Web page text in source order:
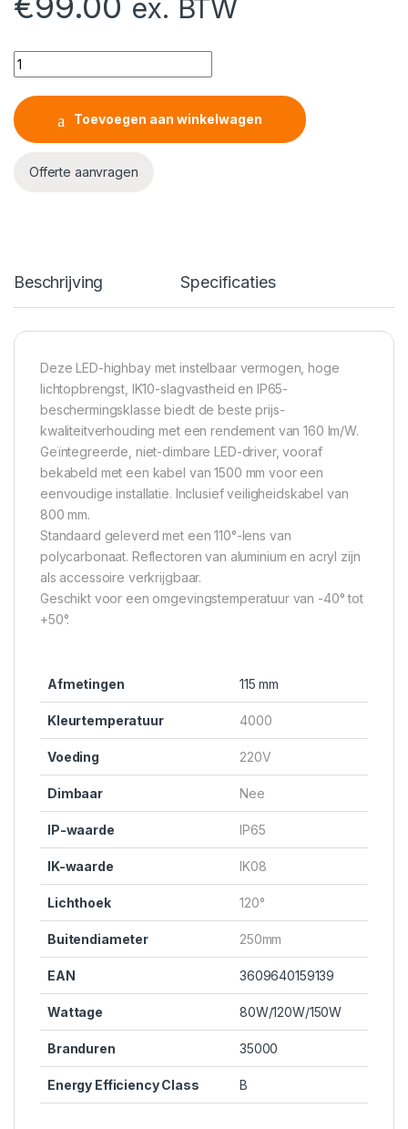
ex. BTW
Cosmos Eco WS™ 80/120/150W IP65 Wattage Switchable
Toevoegen aan winkelwagen
Offerte aanvragen
Beschrijving Specificaties
Deze LED-highbay met instelbaar vermogen, hoge
lichtopbrengst, IK10-slagvastheid en IP65-
beschermingsklasse biedt de beste prijs-
kwaliteitverhouding met een rendement van 160 lm/W.
Geïntegreerde, niet-dimbare LED-driver, vooraf
bekabeld met een kabel van 1500 mm voor een
eenvoudige installatie. Inclusief veiligheidskabel van
800 mm.
Standaard geleverd met een 110°-lens van
polycarbonaat. Reflectoren van aluminium en acryl zijn
als accessoire verkrijgbaar.
Geschikt voor een omgevingstemperatuur van -40° tot
+50°.
Afmetingen 115 mm
Kleurtemperatuur 4000
Voeding 220V
Dimbaar Nee
IP-waarde IP65
IK-waarde IK08
Lichthoek 120°
Buitendiameter 250mm
EAN 3609640159139
Wattage 80W/120W/150W
Branduren 35000
Energy Efficiency Class B